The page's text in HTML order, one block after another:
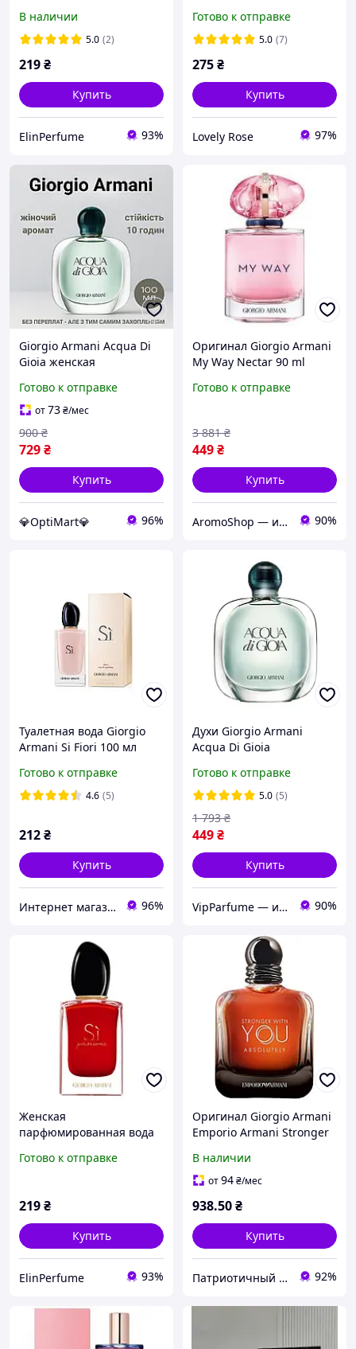
Парфюм)
В наличии
5.0 (2)
219₴
Купить
ElinPerfume 93%
Готово к отправке
5.0 (7)
275₴
Купить
Lovely Rose 97%
Giorgio Armani Acqua Di
Gioia женская
свежий цветочные духи
Джорджио Армани Аква
Ди Джой
Готово к отправке
от73₴/мес
729₴
900 ₴
Купить
💎OptiMart💎 96%
Оригинал Giorgio Armani
My Way Nectar 90 ml
парфюмированная вода
Готово к отправке
449₴
3 881 ₴
Купить
AromoShop — интернет-магазин парфюмерии и косметики 90%
Туалетная вода Giorgio
Armani Si Fiori 100 мл
Готово к отправке
4.6 (5)
212₴
Купить
Интернет магазин "Aroma Glamour" 96%
Духи Giorgio Armani
Acqua Di Gioia
100 ml (Джорджио
Армани Аква Ди Джой
Армани Женские)
Готово к отправке
5.0 (5)
449₴
1 793 ₴
Купить
VipParfume — интернет-магазин парфюмерии и косметики 90%
Женская
парфюмированная вода
(Жоржио Армани Си
Готово к отправке
219₴
Купить
ElinPerfume 93%
Оригинал Giorgio Armani
Emporio Armani Stronger
мл ТЕСТЕР
В наличии
от94₴/мес
938.50₴
Купить
Патриотичный Магазин 92%